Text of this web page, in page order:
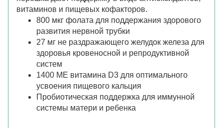
витаминов и пищевых кофакторов.
800 мкг фолата для поддержания здорового
развития нервной трубки
27 мг не раздражающего желудок железа для
здоровья кровеносной и репродуктивной
систем
1400 МЕ витамина D3 для оптимального
усвоения пищевого кальция
Пробиотическая поддержка для иммунной
системы матери и ребенка